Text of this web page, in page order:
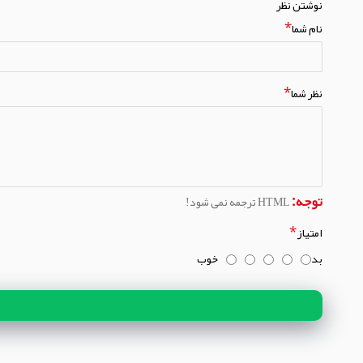
نوشتن نظر
نام شما
نظر شما
توجه:
امتیاز
بد
خوب